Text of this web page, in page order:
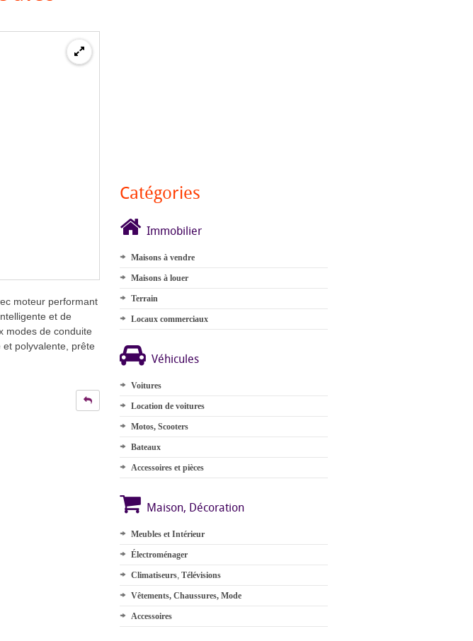
moteur performant
et de
modes de conduite
polyvalente, prête
Catégories
Immobilier
Maisons à vendre
Maisons à louer
Terrain
Locaux commerciaux
Véhicules
Voitures
Location de voitures
Motos, Scooters
Bateaux
Accessoires et pièces
Maison, Décoration
Meubles et Intérieur
Électroménager
Climatiseurs, Télévisions
Vêtements, Chaussures, Mode
Accessoires